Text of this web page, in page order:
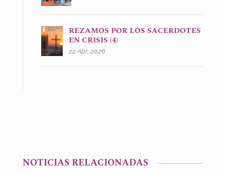
REZAMOS POR LOS SACERDOTES
EN CRISIS (4)
22 Abr, 2026
NOTICIAS RELACIONADAS